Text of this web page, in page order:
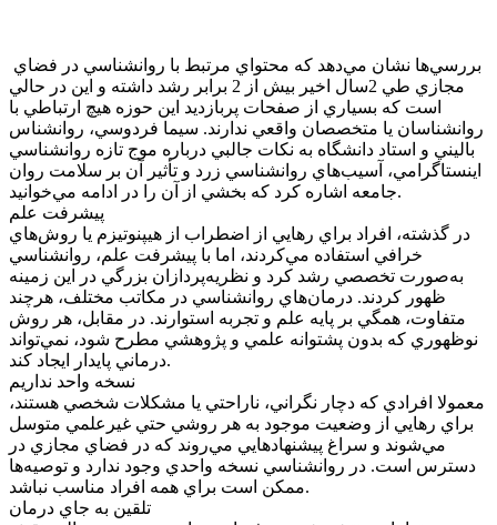
مجازي طي 2سال اخير بيش از 2 برابر رشد داشته و اين در حالي
است که بسياري از صفحات پربازديد اين حوزه هيچ ارتباطي با
روانشناسان يا متخصصان واقعي ندارند. سيما فردوسي، روانشناس
باليني و استاد دانشگاه به نکات جالبي درباره موج تازه روانشناسي
اينستاگرامي، آسيب‌هاي روانشناسي زرد و تأثير آن بر سلامت روان
جامعه اشاره کرد که بخشي از آن را در ادامه مي‌خوانيد.
پيشرفت علم
در گذشته، افراد براي رهايي از اضطراب از هيپنوتيزم يا روش‌هاي
خرافي استفاده مي‌کردند، اما با پيشرفت علم، روانشناسي
به‌صورت تخصصي رشد کرد و نظريه‌پردازان بزرگي در اين زمينه
ظهور کردند. درمان‌هاي روانشناسي در مکاتب مختلف، هرچند
متفاوت، همگي بر پايه علم و تجربه استوارند. در مقابل، هر روش
نوظهوري که بدون پشتوانه علمي و پژوهشي مطرح شود، نمي‌تواند
درماني پايدار ايجاد کند.
نسخه واحد نداريم
معمولا افرادي که دچار نگراني، ناراحتي يا مشکلات شخصي هستند،
براي رهايي از وضعيت موجود به هر روشي حتي غيرعلمي متوسل
مي‌شوند و سراغ پيشنهادهايي مي‌روند که در فضاي مجازي در
دسترس است. در روانشناسي نسخه واحدي وجود ندارد و توصيه‌ها
ممکن است براي همه افراد مناسب نباشد.
تلقين به جاي درمان